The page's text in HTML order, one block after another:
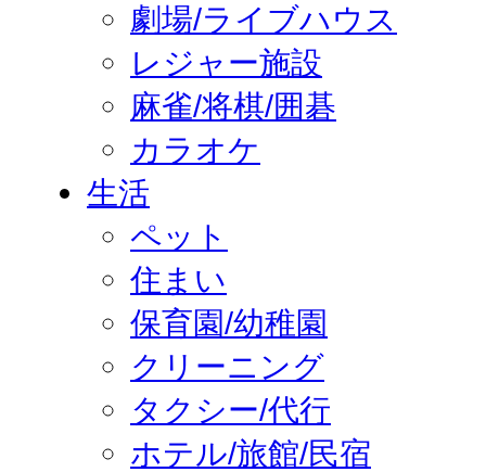
劇場/ライブハウス
レジャー施設
麻雀/将棋/囲碁
カラオケ
生活
ペット
住まい
保育園/幼稚園
クリーニング
タクシー/代行
ホテル/旅館/民宿